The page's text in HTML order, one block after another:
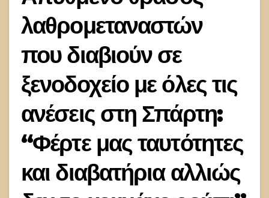
λαθρομεταναστών
που διαβιούν σε
ξενοδοχείο με όλες τις
ανέσεις στη Σπάρτη:
“Φέρτε μας ταυτότητες
και διαβατήρια αλλιώς